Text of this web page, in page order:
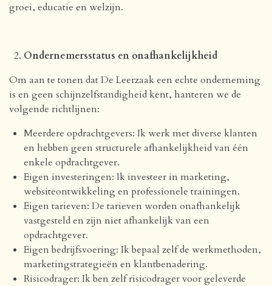
groei, educatie en welzijn.
Ondernemersstatus en onafhankelijkheid
Om aan te tonen dat De Leerzaak een echte onderneming
is en geen schijnzelfstandigheid kent, hanteren we de
volgende richtlijnen:
Meerdere opdrachtgevers: Ik werk met diverse klanten
en hebben geen structurele afhankelijkheid van één
enkele opdrachtgever.
Eigen investeringen: Ik investeer in marketing,
websiteontwikkeling en professionele trainingen.
Eigen tarieven: De tarieven worden onafhankelijk
vastgesteld en zijn niet afhankelijk van een
opdrachtgever.
Eigen bedrijfsvoering: Ik bepaal zelf de werkmethoden,
marketingstrategieën en klantbenadering.
Risicodrager: Ik ben zelf risicodrager voor geleverde